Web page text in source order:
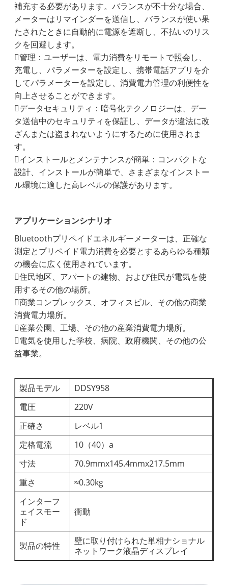
補充する必要があります。バランスが不十分な場合、
メーターはリマインダーを送信し、バランスが使い果
たされたときに自動的に電源を遮断し、不払いのリス
クを回避します。
管理：ユーザーは、電力消費をリモートで照会し、
充電し、パラメーターを設定し、携帯電話アプリを介
してパラメーターを設定し、消費電力管理の利便性を
向上させることができます。
データセキュリティ：暗号化テクノロジーは、デー
タ送信中のセキュリティを保証し、データが違法に改
ざんまたは盗まれないようにするために使用されま
す。
インストールとメンテナンスが簡単：コンパクトな
設計、インストールが簡単で、さまざまなインストー
ル環境に適した高レベルの保護があります。
アプリケーションシナリオ
Bluetoothプリペイドエネルギーメーターは、正確な
測定とプリペイド電力消費を必要とするあらゆる種類
の機会に広く使用されています。
住民地区、アパートの建物、および住民が電気を使
用するその他の場所。
商業コンプレックス、オフィスビル、その他の商業
消費電力場所。
産業公園、工場、その他の産業消費電力場所。
電気を使用した学校、病院、政府機関、その他の公
益事業。
製品モデル
DDSY958
電圧
220V
正確さ
レベル1
定格電流
10（40）a
寸法
70.9mmx145.4mmx217.5mm
重さ
≈0.30kg
インターフ
ェイスモー
ド
衝動
製品の特性
壁に取り付けられた単相ナショナル
ネットワーク液晶ディスプレイ